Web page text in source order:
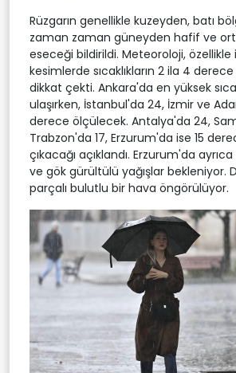
Rüzgarın genellikle kuzeyden, batı
zaman zaman güneyden hafif ve
eseceği bildirildi. Meteoroloji,
kesimlerde sıcaklıkların 2 ila 4
dikkat çekti. Ankara'da en yüksek
ulaşırken, İstanbul'da 24, İzmir ve
derece ölçülecek. Antalya'da 24,
Trabzon'da 17, Erzurum'da ise 15
çıkacağı açıklandı. Erzurum'da
ve gök gürültülü yağışlar bekleniyor.
parçalı bulutlu bir hava öngörülüyor.